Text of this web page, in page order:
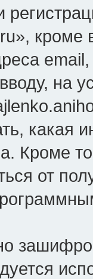
кроме
на
какая
Кроме
от